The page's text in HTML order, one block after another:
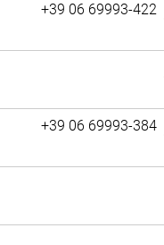
+39 06 69993-422
+39 06 69993-384